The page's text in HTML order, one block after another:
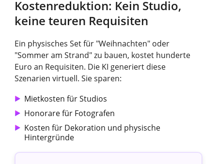
Kostenreduktion: Kein Studio,
keine teuren Requisiten
Ein physisches Set für "Weihnachten" oder
"Sommer am Strand" zu bauen, kostet hunderte
Euro an Requisiten. Die KI generiert diese
Szenarien virtuell. Sie sparen:
Mietkosten für Studios
Honorare für Fotografen
Kosten für Dekoration und physische
Hintergründe